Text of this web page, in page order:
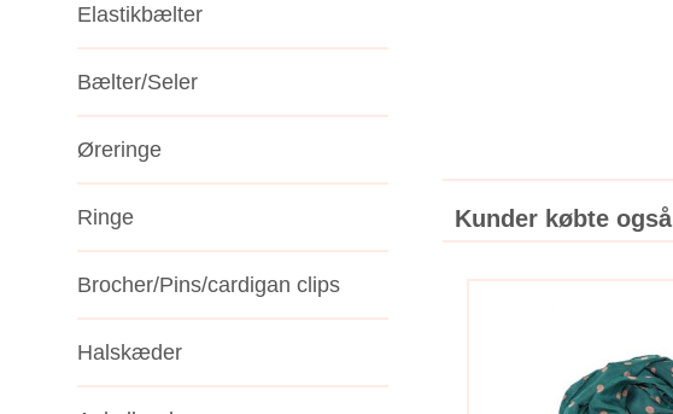
Elastikbælter
Bælter/Seler
Øreringe
Ringe
Brocher/Pins/cardigan clips
Halskæder
Kunder købte også